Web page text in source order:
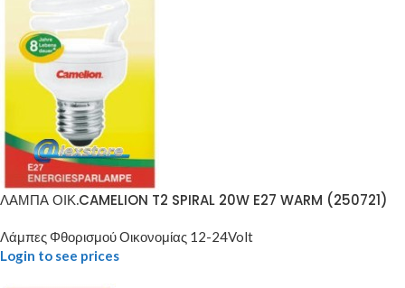
ΛΑΜΠΑ ΟΙΚ.CAMELION T2 SPIRAL 20W E27 WARM (250721)
Λάμπες Φθορισμού Οικονομίας 12-24Volt
Login to see prices